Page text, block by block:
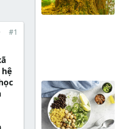
#1